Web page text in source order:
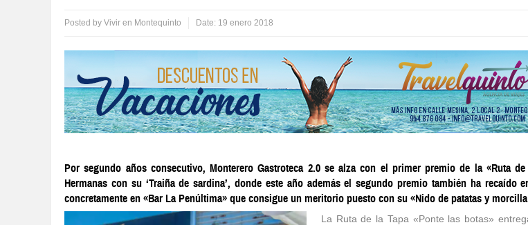
Posted by Vivir en Montequinto Date: 19 enero 2018
Por segundo años consecutivo, Monterero Gastroteca 2.0 se alza con el primer premio de la «Ruta
Hermanas con su ‘Traiña de sardina’, donde este año además el segundo premio también ha recaído
concretamente en «Bar La Penúltima» que consigue un meritorio puesto con su «Nido de patatas y
La Ruta de la Tapa «Ponte las botas»